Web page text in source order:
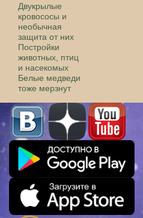
Двукрылые
кровососы и
необычная
защита от них
Постройки
животных, птиц
и насекомых
Белые медведи
тоже мерзнут